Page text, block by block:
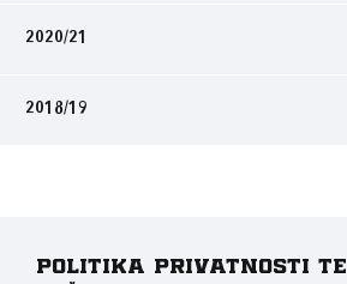
2020/21
2018/19
Politika privatnosti te